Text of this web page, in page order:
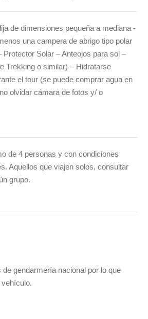
de dimensiones pequeña a mediana -
una campera de abrigo tipo polar
Protector Solar – Anteojos para sol –
Trekking o similar) – Hidratarse
el tour (se puede comprar agua en
olvidar cámara de fotos y/ o
de 4 personas y con condiciones
Aquellos que viajen solos, consultar
grupo.
gendarmería nacional por lo que